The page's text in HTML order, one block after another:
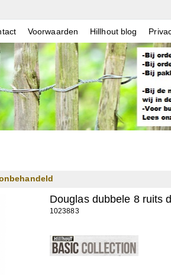
Voorwaarden Hillhout blog
Douglas dubbele 8 ruits
1023883